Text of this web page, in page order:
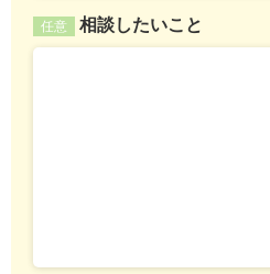
任意 相談したいこと